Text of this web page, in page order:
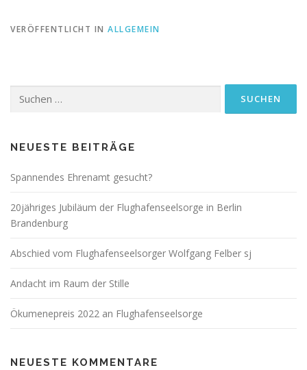
VERÖFFENTLICHT IN ALLGEMEIN
nach:
NEUESTE BEITRÄGE
Spannendes Ehrenamt gesucht?
20jähriges Jubiläum der Flughafenseelsorge in Berlin
Brandenburg
Abschied vom Flughafenseelsorger Wolfgang Felber sj
Andacht im Raum der Stille
Ökumenepreis 2022 an Flughafenseelsorge
NEUESTE KOMMENTARE